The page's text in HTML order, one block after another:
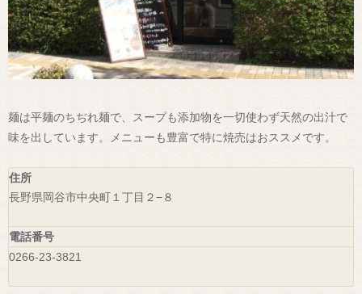
麺は平麺のちぢれ麺で、スープも添加物を一切使わず天然の出汁で
味を出しています。メニューも豊富で特に焼売はおススメです。
住所
長野県岡谷市中央町１丁目２−８
電話番号
0266-23-3821